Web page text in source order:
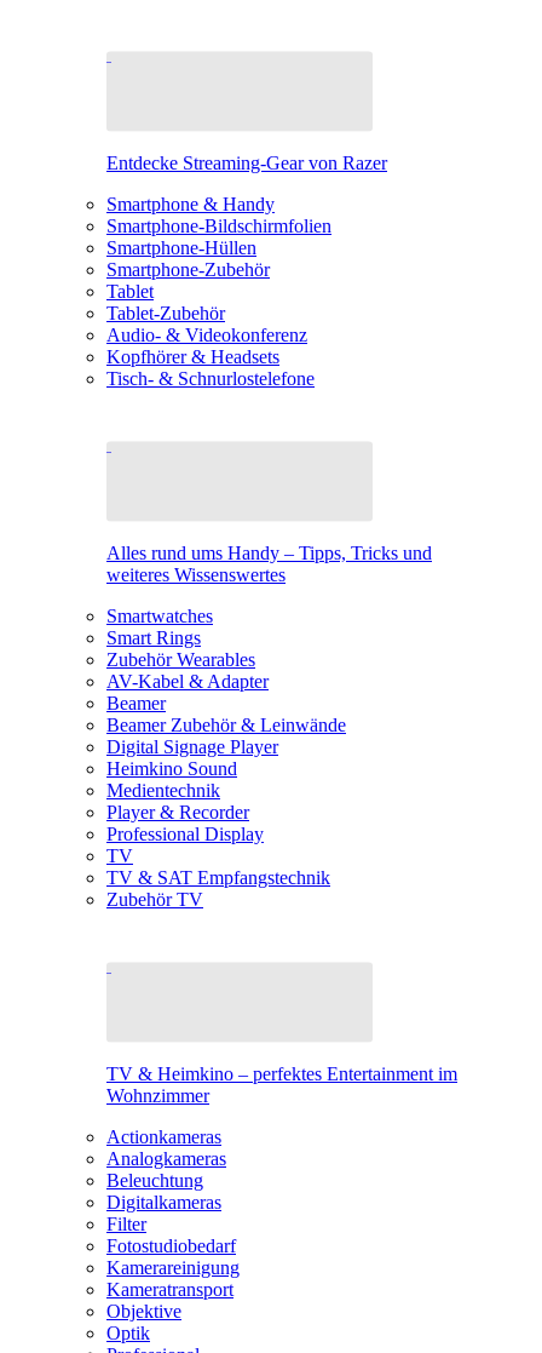
Entdecke Streaming-Gear von Razer
Smartphone & Handy
Smartphone-Bildschirmfolien
Smartphone-Hüllen
Smartphone-Zubehör
Tablet
Tablet-Zubehör
Audio- & Videokonferenz
Kopfhörer & Headsets
Tisch- & Schnurlostelefone
Alles rund ums Handy – Tipps, Tricks und
weiteres Wissenswertes
Smartwatches
Smart Rings
Zubehör Wearables
AV-Kabel & Adapter
Beamer
Beamer Zubehör & Leinwände
Digital Signage Player
Heimkino Sound
Medientechnik
Player & Recorder
Professional Display
TV
TV & SAT Empfangstechnik
Zubehör TV
TV & Heimkino – perfektes Entertainment im
Wohnzimmer
Actionkameras
Analogkameras
Beleuchtung
Digitalkameras
Filter
Fotostudiobedarf
Kamerareinigung
Kameratransport
Objektive
Optik